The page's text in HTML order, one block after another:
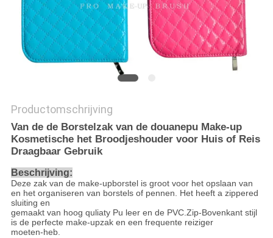
Productomschrijving
Van de de Borstelzak van de douanepu Make-up
Kosmetische het Broodjeshouder voor Huis of Reis
Draagbaar Gebruik
Beschrijving:
Deze zak van de make-upborstel is groot voor het opslaan van
en het organiseren van borstels of pennen. Het heeft a zippered
sluiting en
gemaakt van hoog quliaty Pu leer en de PVC.Zip-Bovenkant stijl
is de perfecte make-upzak en een frequente reiziger
moeten-heb.